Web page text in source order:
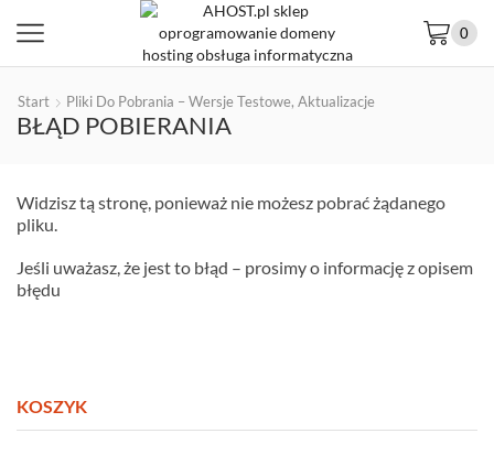
0
Start Pliki Do Pobrania – Wersje Testowe, Aktualizacje
BŁĄD POBIERANIA
Widzisz tą stronę, ponieważ nie możesz pobrać żądanego
pliku.
Jeśli uważasz, że jest to błąd – prosimy o informację z opisem
błędu
KOSZYK